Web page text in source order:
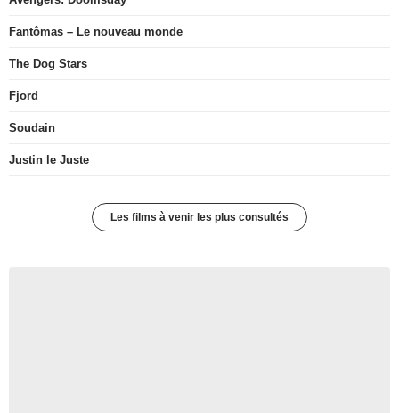
Fantômas – Le nouveau monde
The Dog Stars
Fjord
Soudain
Justin le Juste
Les films à venir les plus consultés